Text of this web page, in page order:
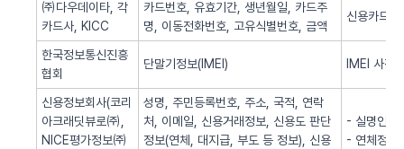
㈜다우데이타, 각
카드사, KICC
카드번호, 유효기간, 생년월일, 카드주
명, 이동전화번호, 고유식별번호, 금액
신용카드
한국정보통신진흥
협회
단말기정보(IMEI) IMEI 사전
신용정보회사(코리
아크래딧뷰로㈜,
NICE평가정보㈜
성명, 주민등록번호, 주소, 국적, 연락
처, 이메일, 신용거래정보, 신용도 판단
정보(연체, 대지급, 부도 등 정보), 신용
- 실명인증
- 연체정보